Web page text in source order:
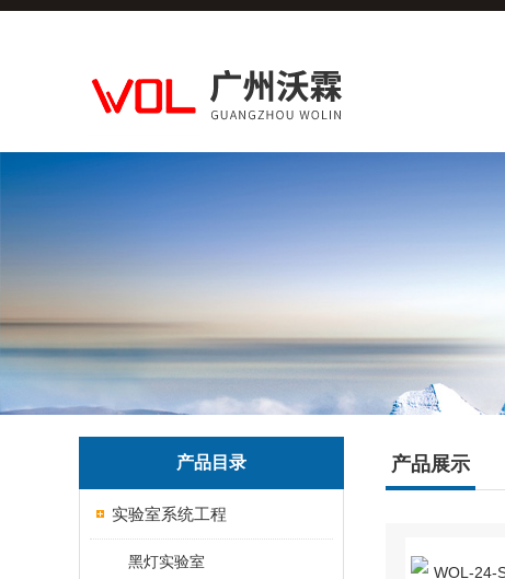
产品目录
实验室系统工程
黑灯实验室
产品展示